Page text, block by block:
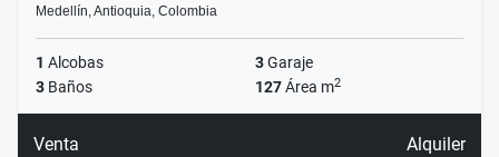
Medellín, Antioquia, Colombia
1 Alcobas 3Garaje
3 Baños 127Área m2
Venta Alquiler